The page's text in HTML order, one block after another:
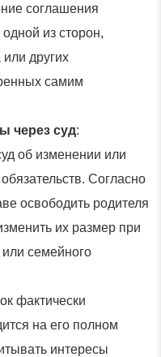
соглашения
из сторон,
других
самим
через суд:
об изменении или
Согласно
освободить родителя
их размер при
семейного
фактически
на его полном
интересы